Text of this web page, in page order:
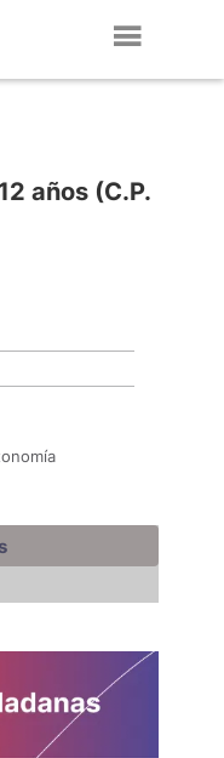
años (C.P.